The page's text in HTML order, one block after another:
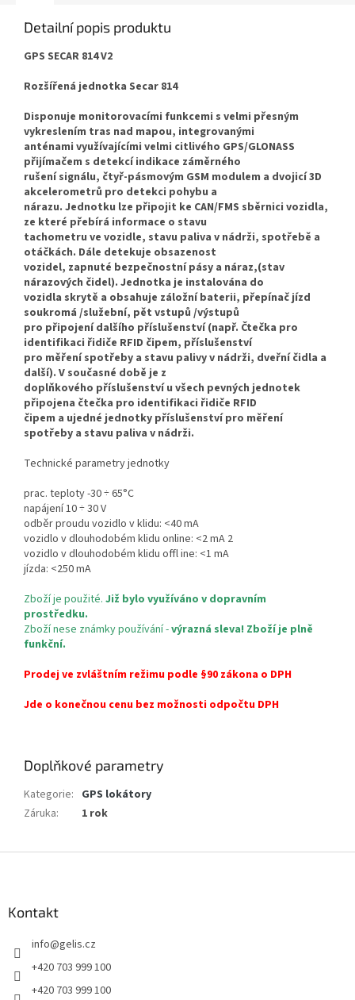
Detailní popis produktu
GPS SECAR 814 V2
Rozšířená jednotka Secar 814
Disponuje monitorovacími funkcemi s velmi přesným
vykreslením tras nad mapou, integrovanými
anténami využívajícími velmi citlivého GPS/GLONASS
přijímačem s detekcí indikace záměrného
rušení signálu, čtyř-pásmovým GSM modulem a dvojicí 3D
akcelerometrů pro detekci pohybu a
nárazu. Jednotku lze připojit ke CAN/FMS sběrnici vozidla,
ze které přebírá informace o stavu
tachometru ve vozidle, stavu paliva v nádrži, spotřebě a
otáčkách. Dále detekuje obsazenost
vozidel, zapnuté bezpečnostní pásy a náraz,(stav
nárazových čidel). Jednotka je instalována do
vozidla skrytě a obsahuje záložní baterii, přepínač jízd
soukromá /služební, pět vstupů /výstupů
pro připojení dalšího příslušenství (např. Čtečka pro
identifikaci řidiče RFID čipem, příslušenství
pro měření spotřeby a stavu palivy v nádrži, dveřní čidla a
další). V současné době je z
doplňkového příslušenství u všech pevných jednotek
připojena čtečka pro identifikaci řidiče RFID
čipem a ujedné jednotky příslušenství pro měření
spotřeby a stavu paliva v nádrži.
Technické parametry jednotky
prac. teploty -30 ÷ 65°C
napájení 10 ÷ 30 V
odběr proudu vozidlo v klidu: <40 mA
vozidlo v dlouhodobém klidu online: <2 mA 2
vozidlo v dlouhodobém klidu offl ine: <1 mA
jízda: <250 mA
Zboží je použité. Již bylo využíváno v dopravním
prostředku.
Zboží nese známky používání -výrazná sleva! Zboží je plně
funkční.
Prodej ve zvláštním režimu podle §90 zákona o DPH
Jde o konečnou cenu bez možnosti odpočtu DPH
Doplňkové parametry
Kategorie: GPS lokátory
Záruka: 1 rok
Kontakt
info@gelis.cz
+420 703 999 100
+420 703 999 100